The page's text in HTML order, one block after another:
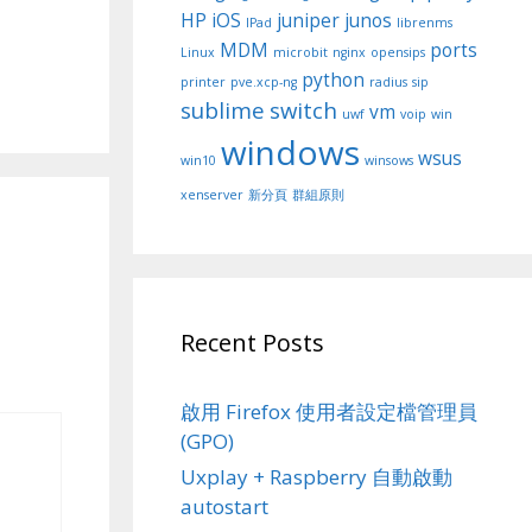
HP iOS IPad juniper junos librenms
Linux MDM microbit nginx opensips ports
printer pve.xcp-ng python radius sip
sublime switch uwf vm voip win
win10 windows winsows wsus
xenserver 新分頁 群組原則
Recent Posts
啟用 Firefox 使用者設定檔管理員
(GPO)
Uxplay + Raspberry 自動啟動
autostart